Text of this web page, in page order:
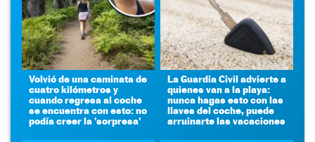
Volvió de una caminata de
cuatro kilómetros y
cuando regresa al coche
se encuentra con esto: no
podía creer la 'sorpresa'
La Guardia Civil advierte a
quienes van a la playa:
nunca hagas esto con las
llaves del coche, puede
arruinarte las vacaciones